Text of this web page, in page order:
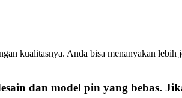
kualitasnya. Anda bisa menanyakan lebih
dan model pin yang bebas.